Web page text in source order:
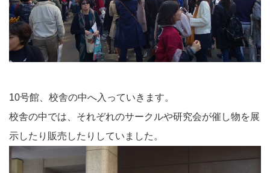
10号館、校舎の中へ入っていきます。
校舎の中では、それぞれのサークルや研究会が催し物を展
示したり販売したりしていました。